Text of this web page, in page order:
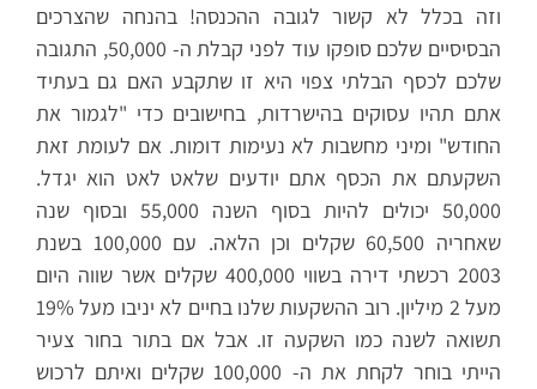
וזה בכלל לא קשור לגובה ההכנסה! בהנחה שהצרכים
הבסיסיים שלכם סופקו עוד לפני קבלת ה- 50,000, התגובה
שלכם לכסף הבלתי צפוי היא זו שתקבע האם גם בעתיד
אתם תהיו עסוקים בהישרדות, בחישובים כדי "לגמור את
החודש" ומיני מחשבות לא נעימות דומות. אם לעומת זאת
השקעתם את הכסף אתם יודעים שלאט לאט הוא יגדל.
50,000 יכולים להיות בסוף השנה 55,000 ובסוף שנה
שאחריה 60,500 שקלים וכן הלאה. עם 100,000 בשנת
2003 רכשתי דירה בשווי 400,000 שקלים אשר שווה היום
מעל 2 מיליון. רוב ההשקעות שלנו בחיים לא יניבו מעל 19%
תשואה לשנה כמו השקעה זו. אבל אם בתור בחור צעיר
הייתי בוחר לקחת את ה- 100,000 שקלים ואיתם לרכוש